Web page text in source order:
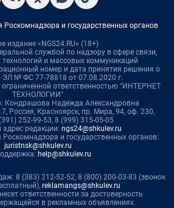
Роскомнадзора и государственных органов
издание «NGS24.RU» (18+)
службой по надзору в сфере связи,
и массовых коммуникаций
номер и дата принятия решения о
ЭЛ № ФС 77-78818 от 07.08.2020 г.
ответственностью "ИНТЕРНЕТ
ТЕХНОЛОГИИ"
Кондрашова Надежда Александровна
Россия, Красноярск, пр. Мира, 94, оф. 230,
252-99-53, 8 (999) 315-05-05
редакции: ngs24@shkulev.ru
и государственных органов:
juristnsk@shkulev.ru
help@shkulev.ru
8 (383) 212-52-52, 8 (800) 200-03-83 (звонок
reklamangs@shkulev.ru
ответственности за достоверность
в рекламных объявлениях.